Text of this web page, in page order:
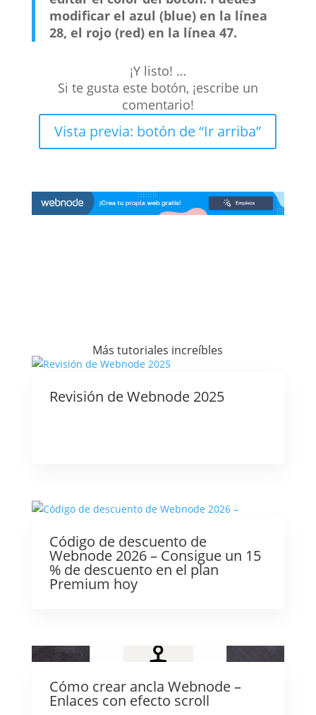
modificar el azul (blue) en la línea
28, el rojo (red) en la línea 47.
¡Y listo! …
Si te gusta este botón, ¡escribe un
comentario!
Vista previa: botón de “Ir arriba”
Más tutoriales increíbles
Revisión de Webnode 2025
Código de descuento de
Webnode 2026 – Consigue un 15
% de descuento en el plan
Premium hoy
Cómo crear ancla Webnode –
Enlaces con efecto scroll